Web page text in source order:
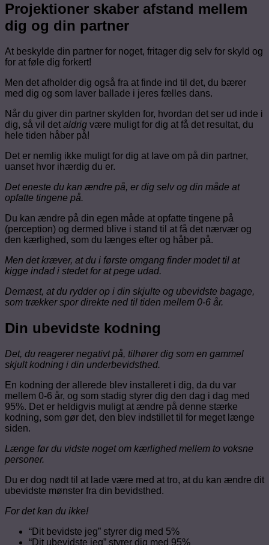
Projektioner skaber afstand mellem
dig og din partner
At beskylde din partner for noget, fritager dig selv for skyld og
for at føle dig forkert!
Men det afholder dig også fra at finde ind til det, du bærer
med dig og som laver ballade i jeres fælles dans.
Når du giver din partner skylden for, hvordan det ser ud inde i
dig, så vil det aldrig være muligt for dig at få det resultat, du
hele tiden håber på!
Det er nemlig ikke muligt for dig at lave om på din partner,
uanset hvor ihærdig du er.
Det eneste du kan ændre på, er dig selv og din måde at
opfatte tingene på.
Du kan ændre på din egen måde at opfatte tingene på
(perception) og dermed blive i stand til at få det nærvær og
den kærlighed, som du længes efter og håber på.
Men det kræver, at du i første omgang finder modet til at
kigge indad i stedet for at pege udad.
Dernæst, at du rydder op i din skjulte og ubevidste bagage,
som trækker spor direkte ned til tiden mellem 0-6 år.
Din ubevidste kodning
Det, du reagerer negativt på, tilhører dig som en gammel
skjult kodning i din underbevidsthed.
En kodning der allerede blev installeret i dig, da du var
mellem 0-6 år, og som stadig styrer dig den dag i dag med
95%. Det er heldigvis muligt at ændre på denne stærke
kodning, som gør det, den blev indstillet til for meget længe
siden.
Længe før du vidste noget om kærlighed mellem to voksne
personer.
Du er dog nødt til at lade være med at tro, at du kan ændre dit
ubevidste mønster fra din bevidsthed.
For det kan du ikke!
“Dit bevidste jeg” styrer dig med 5%
“Dit ubevidste jeg” styrer dig med 95%